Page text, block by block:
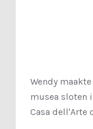
Wendy
musea sloten
Casa dell'Arte